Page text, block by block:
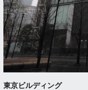
東京ビルディング